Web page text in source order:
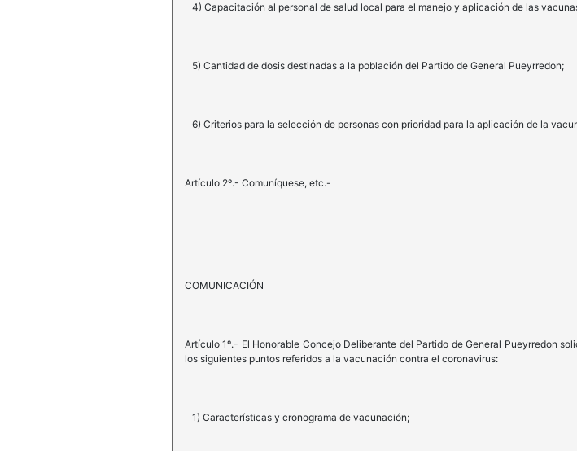
4) Capacitación al personal de salud local para el manejo y aplicación de las
5) Cantidad de dosis destinadas a la población del Partido de General Pueyrredon;
6) Criterios para la selección de personas con prioridad para la aplicación de la
Artículo 2º.- Comuníquese, etc.-
COMUNICACIÓN
Artículo 1º.- El Honorable Concejo Deliberante del Partido de General Pueyrredon
los siguientes puntos referidos a la vacunación contra el coronavirus:
1) Características y cronograma de vacunación;